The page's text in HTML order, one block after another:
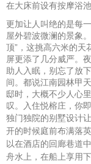
在大床前设有按摩浴
更加让人叫绝的是每
屋外碧波微澜的景象
顶”，这挑高六米的天
屏更添了几分威严。
助人入眠，别忘了放
间。都说江南园林甲
邸时，大概不少人心
叹。入住悦榕庄，你
独门独院的别墅设计
开的时候庭前布满落
以在酒店的回廊巷道
舟水上，在船上享用